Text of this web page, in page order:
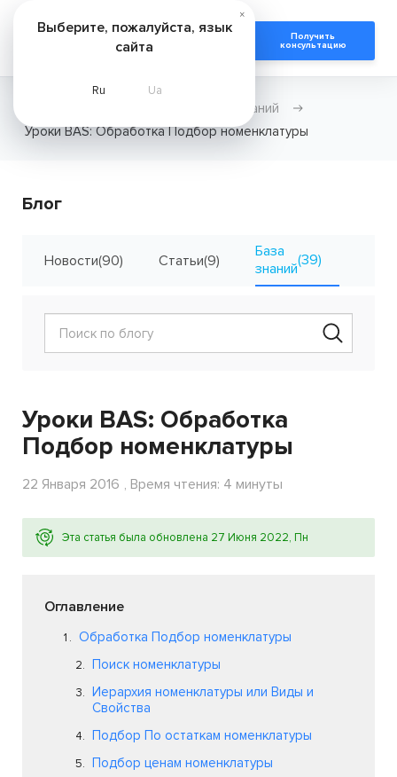
Получить
консультацию
База знаний
Уроки BAS: Обработка Подбор номенклатуры
Блог
Новости(90) Статьи(9)
База
знаний(39)
Уроки BAS: Обработка
Подбор номенклатуры
22 Января 2016 , Время чтения: 4 минуты
Эта статья была обновлена 27 Июня 2022, Пн
Оглавление
Обработка Подбор номенклатуры
Поиск номенклатуры
Иерархия номенклатуры или Виды и
Свойства
Подбор По остаткам номенклатуры
Подбор ценам номенклатуры
×
Выберите, пожалуйста, язык
сайта
Ru Ua